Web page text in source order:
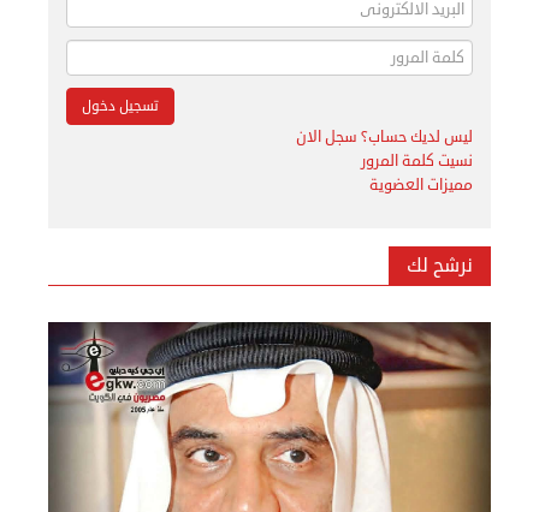
ليس لديك حساب؟ سجل الان
نسيت كلمة المرور
مميزات العضوية
نرشح لك